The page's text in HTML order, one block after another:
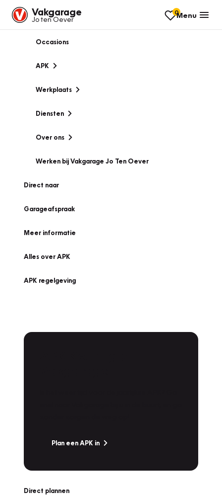
Vakgarage
Jo ten Oever
0Menu
Occasions
APK
Werkplaats
Diensten
Over ons
Werken bij Vakgarage Jo Ten Oever
Direct naar
Garageafspraak
Meer informatie
Alles over APK
APK regelgeving
Plan een APK in
Direct plannen